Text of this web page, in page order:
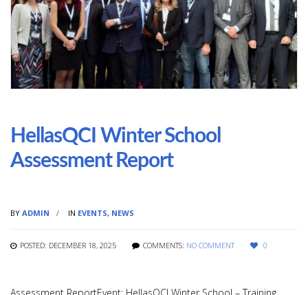
HellasQCI Winter School
Assessment Report
BY ADMIN IN EVENTS, NEWS
POSTED: DECEMBER 18, 2025 COMMENTS: NO COMMENT 0